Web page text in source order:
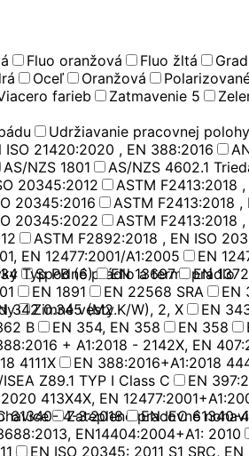
Udržiavanie pracovnej polohy
Spodné prádlo a termoprádlo
Zimné vesty
Zateplené pracovné
Fluo oranžová Fluo žltá
Oceľ Oranžová
farieb Zatmavenie 5
ISO 21420:2020 , EN 388:2016
AS/NZS 1801 AS/NZS 4602.1
20345:2012 ASTM F2413:2018
20345:2016 ASTM F2413:2018
20345:2022
ASTM F2413:2018
ASTM F2892:2018 , EN ISO
EN 12477:2001/A1:2005 EN
Typ PB (6) EN 13697 EN
EN 1891 EN 22568 SRA
EN
342 0.345 (M2.K/W), 2, X EN
B EN 354, EN 358 EN 358
+ A1:2018 - 2142X, EN
4111X EN 388:2016+A1:2018
Z89.1 TYP I Class C EN
413X4X, EN
61340- 4-3:2018 EN IEC 61340-
EN14404:2004+A1: 2010
EN ISO 20345: 2011 S1 SRC,